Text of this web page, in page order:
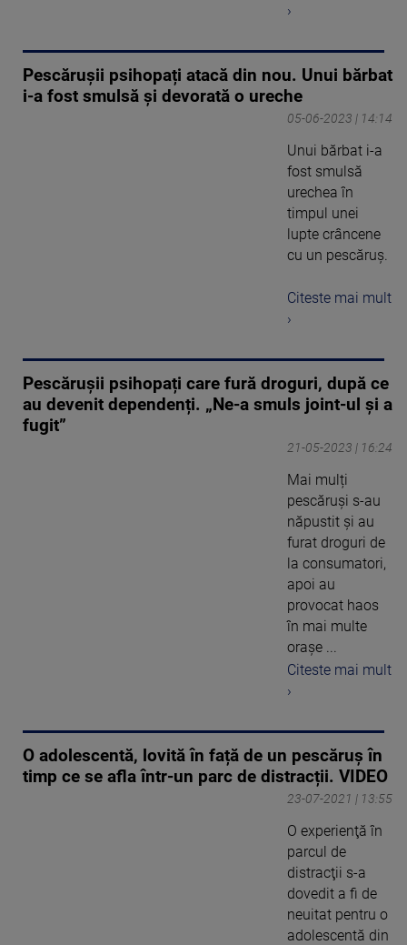
›
Pescărușii psihopați atacă din nou. Unui bărbat
i-a fost smulsă și devorată o ureche
05-06-2023 | 14:14
Unui bărbat i-a
fost smulsă
urechea în
timpul unei
lupte crâncene
cu un pescăruș.
Citeste mai mult
›
Pescărușii psihopați care fură droguri, după ce
au devenit dependenți. „Ne-a smuls joint-ul și a
fugit”
21-05-2023 | 16:24
Mai mulți
pescăruși s-au
năpustit și au
furat droguri de
la consumatori,
apoi au
provocat haos
în mai multe
orașe ...
Citeste mai mult
›
O adolescentă, lovită în față de un pescăruș în
timp ce se afla într-un parc de distracții. VIDEO
23-07-2021 | 13:55
O experienţă în
parcul de
distracţii s-a
dovedit a fi de
neuitat pentru o
adolescentă din